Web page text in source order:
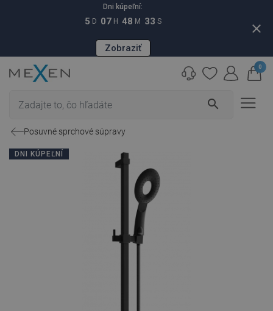
Dni kúpeľní:
5 D 07 H 48 M 32 S
Zobraziť
close
search
0
Posuvné sprchové súpravy
DNI KÚPEĽNÍ